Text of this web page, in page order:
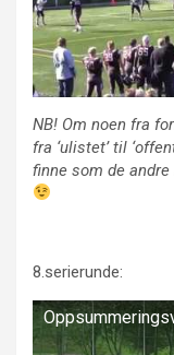
NB! Om noen fra
fra ‘ulistet’ til
finne som de
8.serierunde: